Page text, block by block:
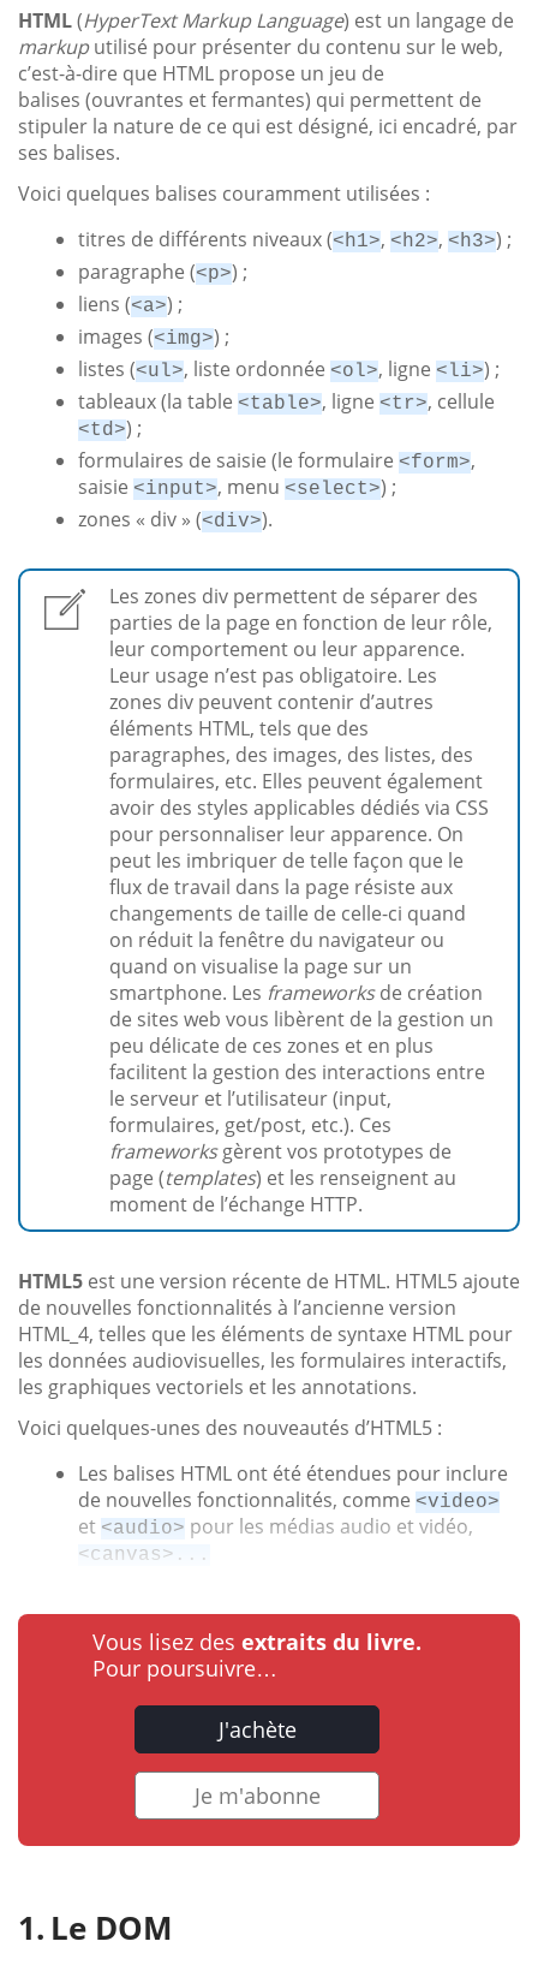
HTML(HyperText Markup Language) est un langage de
markuputilisé pour présenter du contenu sur le web,
c’est-à-dire que HTML propose un jeu de
balises (ouvrantes et fermantes) qui permettent de
stipuler la nature de ce qui est désigné, ici encadré, par
ses balises.
Voici quelques balises couramment utilisées :
titres de différents niveaux (<h1>, <h2>, <h3>) ;
paragraphe (<p>) ;
liens (<a>) ;
images (<img>) ;
listes (<ul>, liste ordonnée <ol>, ligne <li>) ;
tableaux (la table <table>, ligne <tr>, cellule
<td>) ;
formulaires de saisie (le formulaire <form>,
saisie <input>, menu <select>) ;
zones « div » (<div>).
Les zones div permettent de séparer des
parties de la page en fonction de leur rôle,
leur comportement ou leur apparence.
Leur usage n’est pas obligatoire. Les
zones div peuvent contenir d’autres
éléments HTML, tels que des
paragraphes, des images, des listes, des
formulaires, etc. Elles peuvent également
avoir des styles applicables dédiés via CSS
pour personnaliser leur apparence. On
peut les imbriquer de telle façon que le
flux de travail dans la page résiste aux
changements de taille de celle-ci quand
on réduit la fenêtre du navigateur ou
quand on visualise la page sur un
smartphone. Les frameworksde création
de sites web vous libèrent de la gestion un
peu délicate de ces zones et en plus
facilitent la gestion des interactions entre
le serveur et l’utilisateur (input,
formulaires, get/post, etc.). Ces
frameworksgèrent vos prototypes de
page (templates) et les renseignent au
moment de l’échange HTTP.
HTML5 est une version récente de HTML. HTML5 ajoute
de nouvelles fonctionnalités à l’ancienne version
HTML_4, telles que les éléments de syntaxe HTML pour
les données audiovisuelles, les formulaires interactifs,
les graphiques vectoriels et les annotations.
Voici quelques-unes des nouveautés d’HTML5 :
Les balises HTML ont été étendues pour inclure
de nouvelles fonctionnalités, comme <video>
et <audio> pour les médias audio et vidéo,
<canvas>...
Vous lisez des extraits du livre.
Pour poursuivre…
J'achète
Je m'abonne
Le DOM